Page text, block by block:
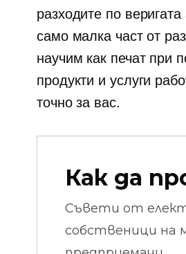
разходите по
само малка част от
научим как печат при
продукти и услуги
точно за вас.
Как да
Съвети от
собственици на